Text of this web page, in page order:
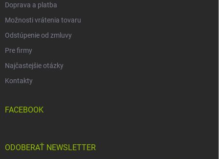
Doprava a platba
Možnosti vrátenia tovaru
Odstúpenie od zmluvy
Pre firmy
Najčastejšie otázky
Kontakty
FACEBOOK
ODOBERAŤ NEWSLETTER